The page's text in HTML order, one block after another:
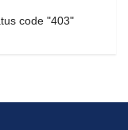
code "403"